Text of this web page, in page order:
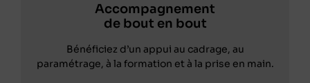
Accompagnement
de bout en bout
Bénéficiez d’un appui au cadrage, au
paramétrage, à la formation et à la prise en main.